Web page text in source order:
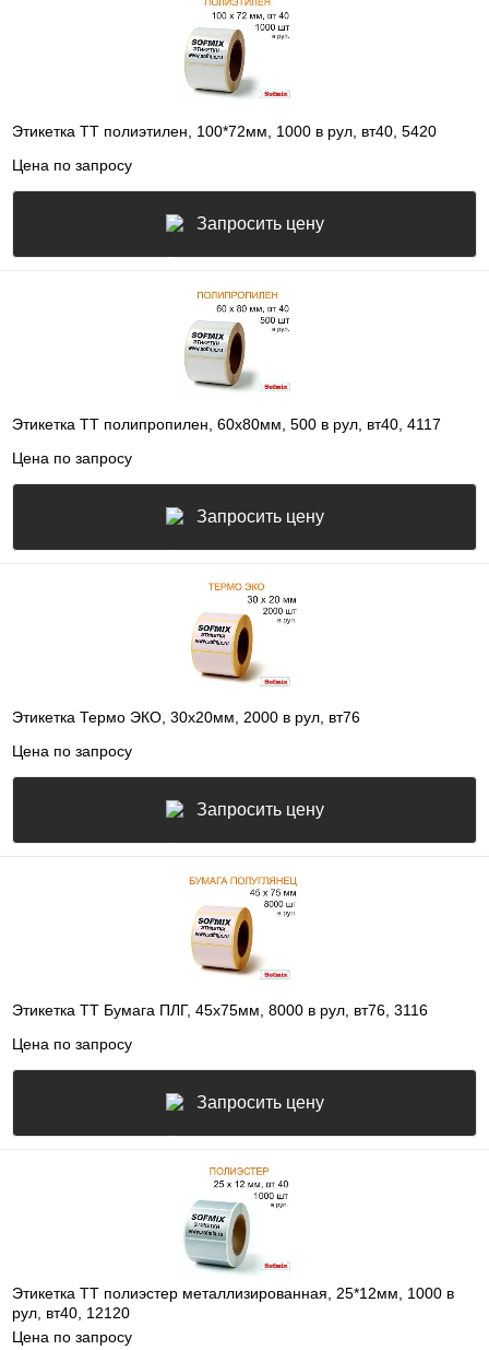
Этикетка ТТ полиэтилен, 100*72мм, 1000 в рул, вт40, 5420
Цена по запросу
Запросить цену
Этикетка ТТ полипропилен, 60х80мм, 500 в рул, вт40, 4117
Цена по запросу
Запросить цену
Этикетка Термо ЭКО, 30х20мм, 2000 в рул, вт76
Цена по запросу
Запросить цену
Этикетка ТТ Бумага ПЛГ, 45х75мм, 8000 в рул, вт76, 3116
Цена по запросу
Запросить цену
Этикетка ТТ полиэстер металлизированная, 25*12мм, 1000 в
рул, вт40, 12120
Цена по запросу